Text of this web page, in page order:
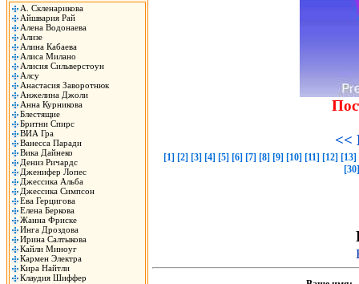
А. Скленарикова
Айшвария Рай
Алена Водонаева
Ализе
Алина Кабаева
Алиса Милано
Алисия Сильверстоун
Алсу
Анастасия Заворотнюк
Анжелина Джоли
Анна Курникова
Блестящие
Бритни Спирс
ВИА Гра
Ванесса Паради
Вика Дайнеко
Дениз Ричардс
Дженифер Лопес
Джессика Альба
Джессика Симпсон
Ева Герцигова
Елена Беркова
Жанна Фриске
Инга Дроздова
Ирина Салтыкова
Кайли Миноуг
Кармен Электра
Кира Найтли
Клаудия Шиффер
<<
[1] [2] [3] [4] [5] [6] [7] [8] [9] [10] [11] [12] [13]
[30]